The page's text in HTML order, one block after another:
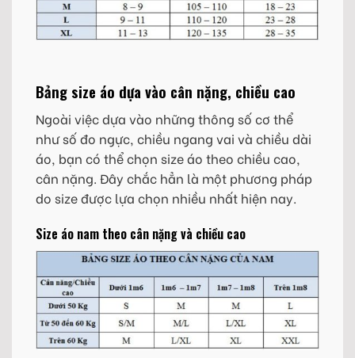
Bảng size áo dựa vào cân nặng, chiều cao
Ngoài việc dựa vào những thông số cơ thể
như số đo ngực, chiều ngang vai và chiều dài
áo, bạn có thể chọn size áo theo chiều cao,
cân nặng. Đây chắc hẳn là một phương pháp
do size được lựa chọn nhiều nhất hiện nay.
Size áo nam theo cân nặng và chiều cao